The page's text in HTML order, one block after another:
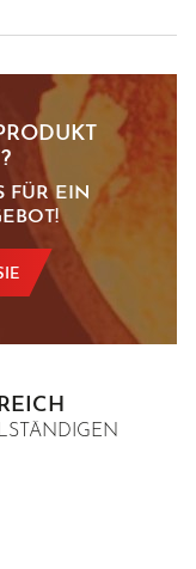
FÜR EIN